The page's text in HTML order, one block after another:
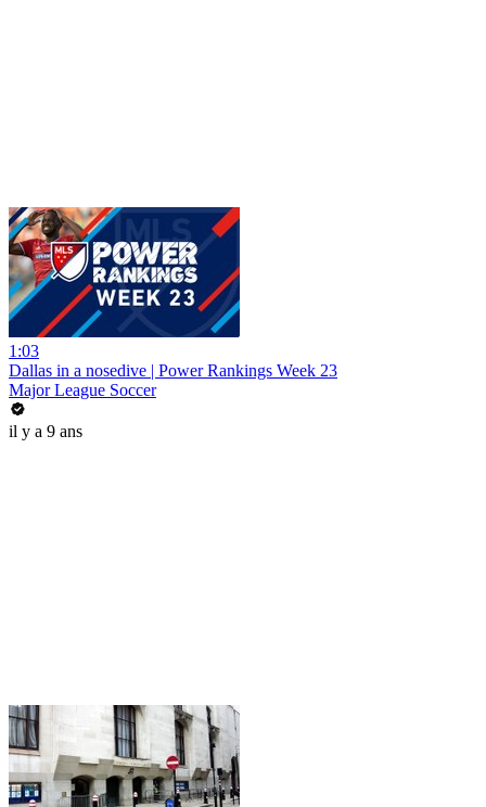
1:03
Dallas in a nosedive | Power Rankings Week 23
Major League Soccer
il y a 9 ans